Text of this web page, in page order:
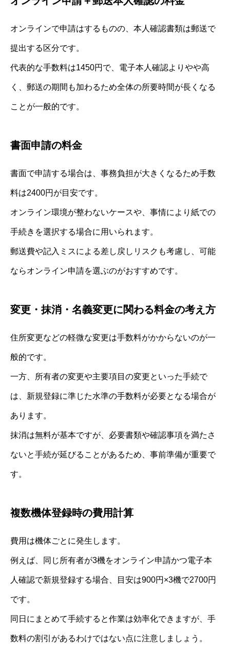
オンラインで申請はするものの、本人確認書類は郵送で
提出する区分です。
代表的な手数料は1450円で、電子本人確認よりやや高
く、郵送の期間も加わるため全体の所要時間が長くなる
ことが一般的です。
書面申請の料金
書面で申請する場合は、事務負担が大きくなるため手数
料は2400円が目安です。
オンライン環境が整わないケースや、事情により紙での
手続きを選択する場合に用いられます。
郵送費や記入ミスによる差し戻しリスクも考慮し、可能
ならオンライン申請を選ぶのがおすすめです。
変更・抹消・名義変更に関わる料金の考え方
住所変更などの軽微な変更は手数料がかからないのが一
般的です。
一方、所有者の変更や主要項目の変更といった手続で
は、新規登録に準じた水準の手数料が必要となる場合が
あります。
抹消は無料が基本ですが、必要書類や確認事項を満たさ
ないと手続が延びることがあるため、事前準備が重要で
す。
複数機体登録時の費用計算
費用は機体ごとに発生します。
例えば、同じ所有者が3機をオンライン申請かつ電子本
人確認で新規登録する場合、目安は900円×3機で2700円
です。
同日にまとめて手続すると作業は効率化できますが、手
数料の割引があるわけではない点に注意しましょう。